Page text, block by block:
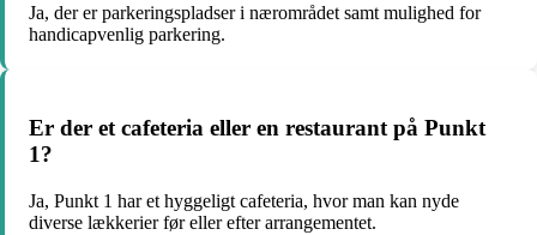
Ja, der er parkeringspladser i nærområdet samt mulighed for
handicapvenlig parkering.
Er der et cafeteria eller en restaurant på Punkt
1?
Ja, Punkt 1 har et hyggeligt cafeteria, hvor man kan nyde
diverse lækkerier før eller efter arrangementet.